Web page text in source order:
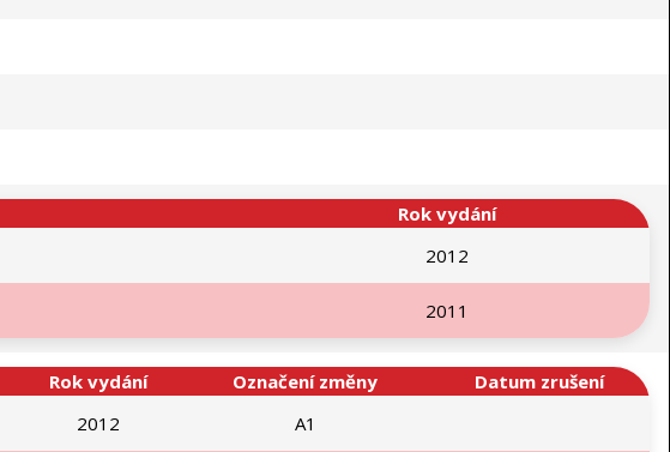
Rok vydání
2012
2011
Rok vydání Označení změny
Datum zrušení
2012 A1